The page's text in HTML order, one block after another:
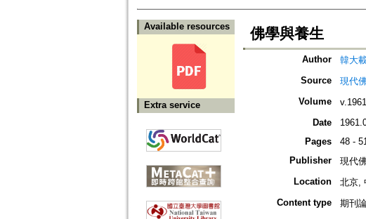
Available resources
Extra service
佛學與養生
Author
韓大
Source
現代
Volume
Date
Pages
48 -
Publisher
現代
Location
北京,
Content type
期刊